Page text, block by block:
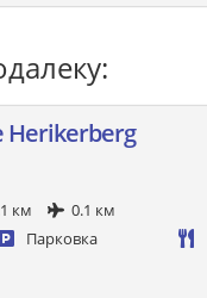
Herikerberg
км
0.1 км
Парковка